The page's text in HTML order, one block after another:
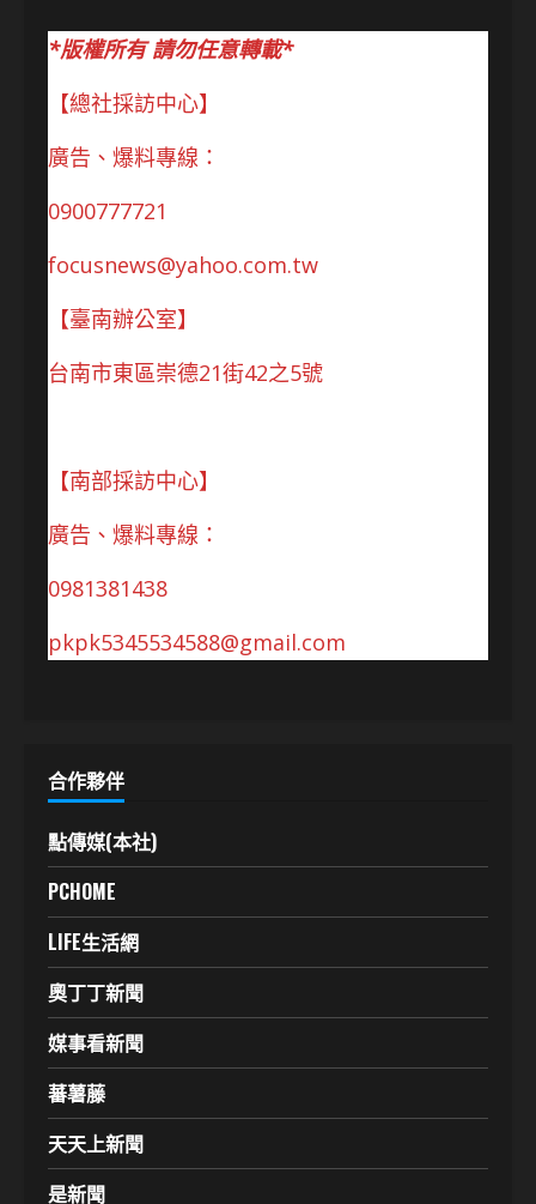
*版權所有 請勿任意轉載*
【總社採訪中心】
廣告、爆料專線：
0900777721
focusnews@yahoo.com.tw
【臺南辦公室】
台南市東區崇德21街42之5號
【南部採訪中心】
廣告、爆料專線：
0981381438
pkpk5345534588@gmail.com
合作夥伴
點傳媒(本社)
PCHOME
LIFE生活網
奧丁丁新聞
媒事看新聞
蕃薯藤
天天上新聞
是新聞